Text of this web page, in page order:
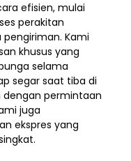
efisien, mulai
perakitan
Kami
khusus yang
selama
segar saat tiba di
dengan permintaan
juga
ekspres yang